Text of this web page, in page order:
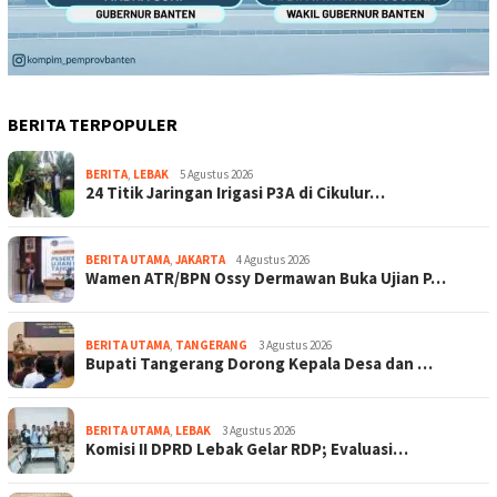
BERITA TERPOPULER
BERITA, LEBAK 5 Agustus 2026
24 Titik Jaringan Irigasi P3A di Cikulur…
BERITA UTAMA, JAKARTA 4 Agustus 2026
Wamen ATR/BPN Ossy Dermawan Buka Ujian P…
BERITA UTAMA, TANGERANG 3 Agustus 2026
Bupati Tangerang Dorong Kepala Desa dan …
BERITA UTAMA, LEBAK 3 Agustus 2026
Komisi II DPRD Lebak Gelar RDP; Evaluasi…